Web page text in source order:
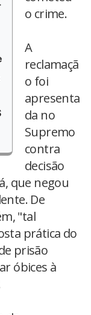
o crime.
A
reclamaçã
o foi
apresenta
da no
Supremo
contra
decisão
que negou
De
"tal
prática do
prisão
óbices à